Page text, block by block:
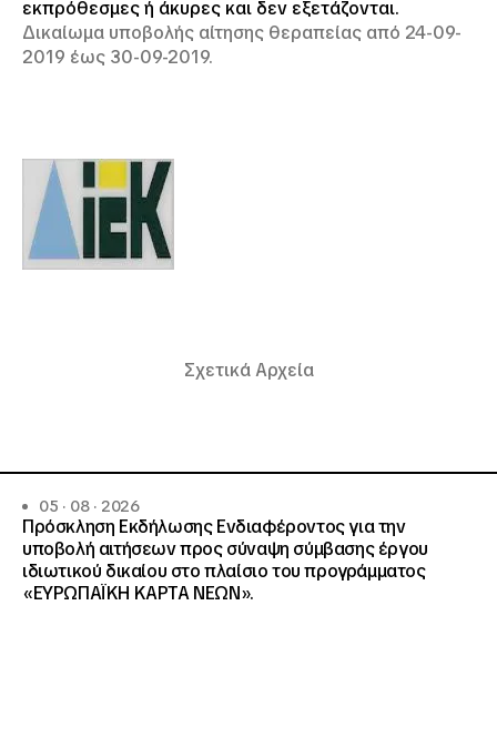
εκπρόθεσμες ή άκυρες και δεν εξετάζονται.
Δικαίωμα υποβολής αίτησης θεραπείας από 24-09-
2019 έως 30-09-2019.
Σχετικά Αρχεία
05 · 08 · 2026
Πρόσκληση Εκδήλωσης Ενδιαφέροντος για την
υποβολή αιτήσεων προς σύναψη σύμβασης έργου
ιδιωτικού δικαίου στο πλαίσιο του προγράμματος
«ΕΥΡΩΠΑΪΚΗ ΚΑΡΤΑ ΝΕΩΝ».